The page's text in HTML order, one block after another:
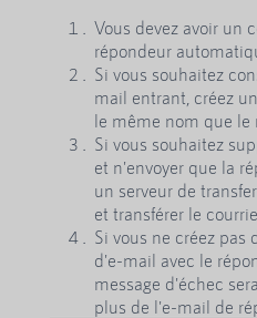
Vous devez avoir un
répondeur
Si vous souhaitez
mail entrant, créez
le même nom que le
Si vous souhaitez
et n'envoyer que la
un serveur de
et transférer le
Si vous ne créez pas
d'e-mail avec le
message d'échec
plus de l'e-mail de